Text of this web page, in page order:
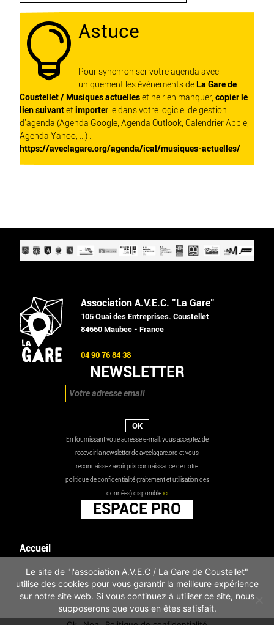
 Astuce
Pour synchroniser votre agenda avec
uniquement les événements de La Gare de
Coustellet / Musiques actuelleset ne rien manquer, copier le
lien suivantet importer le dans votre logiciel de gestion
d'agenda (Agenda Google, Agenda Outlook, Calendrier Apple,
Agenda Yahoo, ...) :
https://aveclagare.org/agenda/ical/musiques-actuelles/
Association A.V.E.C. "La Gare"
105 Quai des Entreprises. Coustellet
84660 Maubec - France
04 90 76 84 38
NEWSLETTER
En fournissant votre adresse e-mail, vous acceptez de
recevoir la newsletter de aveclagare.org et vous
reconnaissez avoir pris connaissance de notre
politique de confidentialité (traitement et utilisation des
données) disponibleici
ESPACE PRO
Accueil
Les actualités
Mentions légales
Infos pratiques
Politique de confidentialité
Le site de "l'association A.V.E.C / La Gare de Coustellet"
utilise des cookies pour vous garantir la meilleure expérience
sur notre site web. Si vous continuez à utiliser ce site, nous
supposerons que vous en êtes satisfait.